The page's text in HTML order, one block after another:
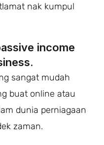
nak kumpul
income
sangat mudah
buat online atau
dunia perniagaan
zaman.